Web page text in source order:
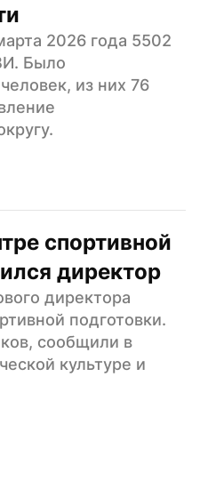
2026 года 5502
Было
из них 76
спортивной
директор
директора
подготовки.
сообщили в
культуре и